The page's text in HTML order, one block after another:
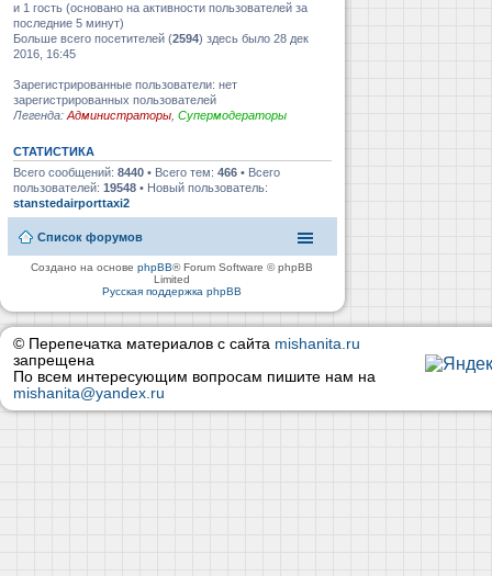
и 1 гость (основано на активности пользователей за
последние 5 минут)
Больше всего посетителей (2594) здесь было 28 дек
2016, 16:45
Зарегистрированные пользователи: нет
зарегистрированных пользователей
Легенда: Администраторы Супермодераторы
СТАТИСТИКА
Всего сообщений: 8440 • Всего тем: 466 • Всего
пользователей: 19548 • Новый пользователь:
stanstedairporttaxi2
Список форумов
Создано на основеphpBB® Forum Software © phpBB
Limited
Русская поддержка phpBB
© Перепечатка материалов с сайта mishanita.ru
запрещена
По всем интересующим вопросам пишите нам на
mishanita@yandex.ru